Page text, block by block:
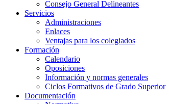
Consejo General Delineantes
Servicios
Administraciones
Enlaces
Ventajas para los colegiados
Formación
Calendario
Oposiciones
Información y normas generales
Ciclos Formativos de Grado Superior
Documentación